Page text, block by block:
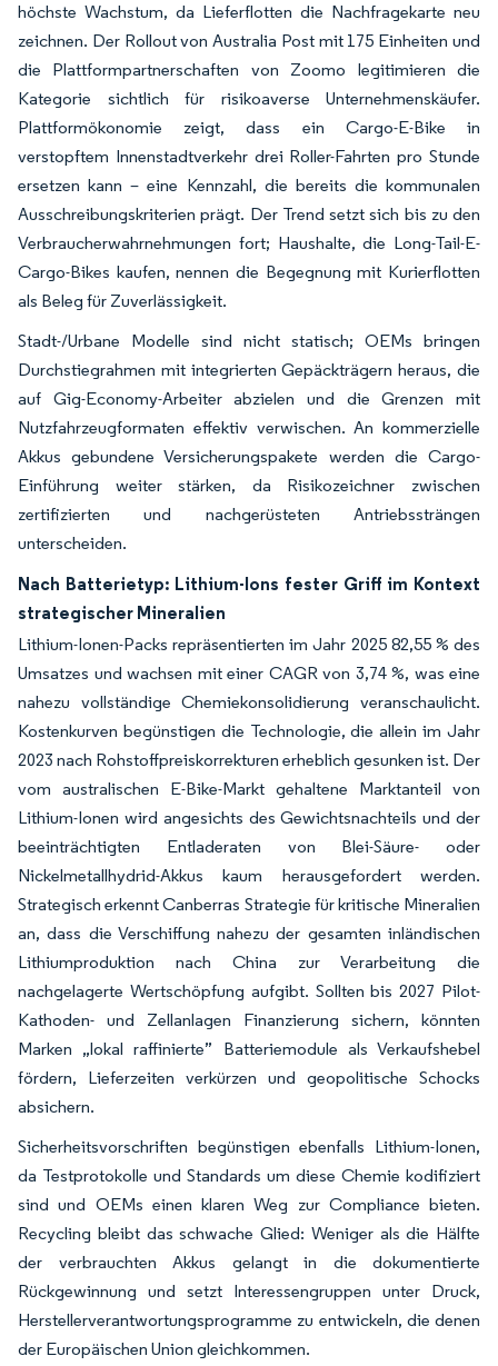
höchste Wachstum, da Lieferflotten die Nachfragekarte neu
zeichnen. Der Rollout von Australia Post mit 175 Einheiten und
die Plattformpartnerschaften von Zoomo legitimieren die
Kategorie sichtlich für risikoaverse Unternehmenskäufer.
Plattformökonomie zeigt, dass ein Cargo-E-Bike in
verstopftem Innenstadtverkehr drei Roller-Fahrten pro Stunde
ersetzen kann – eine Kennzahl, die bereits die kommunalen
Ausschreibungskriterien prägt. Der Trend setzt sich bis zu den
Verbraucherwahrnehmungen fort; Haushalte, die Long-Tail-E-
Cargo-Bikes kaufen, nennen die Begegnung mit Kurierflotten
als Beleg für Zuverlässigkeit.
Stadt-/Urbane Modelle sind nicht statisch; OEMs bringen
Durchstiegrahmen mit integrierten Gepäckträgern heraus, die
auf Gig-Economy-Arbeiter abzielen und die Grenzen mit
Nutzfahrzeugformaten effektiv verwischen. An kommerzielle
Akkus gebundene Versicherungspakete werden die Cargo-
Einführung weiter stärken, da Risikozeichner zwischen
zertifizierten und nachgerüsteten Antriebssträngen
unterscheiden.
Nach Batterietyp: Lithium-Ions fester Griff im Kontext
strategischer Mineralien
Lithium-Ionen-Packs repräsentierten im Jahr 2025 82,55 % des
Umsatzes und wachsen mit einer CAGR von 3,74 %, was eine
nahezu vollständige Chemiekonsolidierung veranschaulicht.
Kostenkurven begünstigen die Technologie, die allein im Jahr
2023 nach Rohstoffpreiskorrekturen erheblich gesunken ist. Der
vom australischen E-Bike-Markt gehaltene Marktanteil von
Lithium-Ionen wird angesichts des Gewichtsnachteils und der
beeinträchtigten Entladeraten von Blei-Säure- oder
Nickelmetallhydrid-Akkus kaum herausgefordert werden.
Strategisch erkennt Canberras Strategie für kritische Mineralien
an, dass die Verschiffung nahezu der gesamten inländischen
Lithiumproduktion nach China zur Verarbeitung die
nachgelagerte Wertschöpfung aufgibt. Sollten bis 2027 Pilot-
Kathoden- und Zellanlagen Finanzierung sichern, könnten
Marken „lokal raffinierte” Batteriemodule als Verkaufshebel
fördern, Lieferzeiten verkürzen und geopolitische Schocks
absichern.
Sicherheitsvorschriften begünstigen ebenfalls Lithium-Ionen,
da Testprotokolle und Standards um diese Chemie kodifiziert
sind und OEMs einen klaren Weg zur Compliance bieten.
Recycling bleibt das schwache Glied: Weniger als die Hälfte
der verbrauchten Akkus gelangt in die dokumentierte
Rückgewinnung und setzt Interessengruppen unter Druck,
Herstellerverantwortungsprogramme zu entwickeln, die denen
der Europäischen Union gleichkommen.